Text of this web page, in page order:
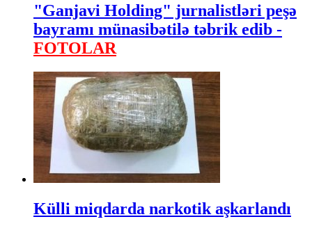
"Ganjavi Holding" jurnalistləri peşə
bayramı münasibətilə təbrik edib -
FOTOLAR
Külli miqdarda narkotik aşkarlandı